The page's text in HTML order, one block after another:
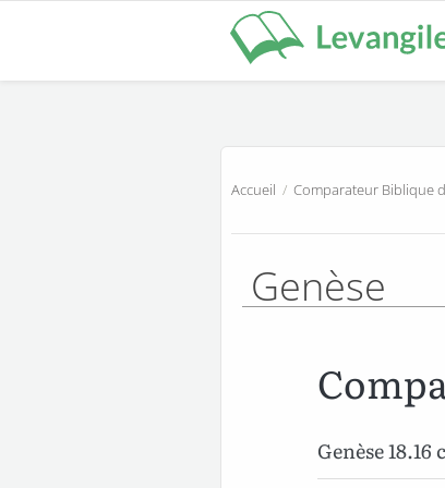
Accueil / Comparateur Biblique
Genèse
Genèse